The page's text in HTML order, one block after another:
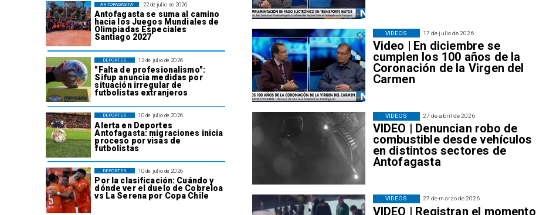
22 de julio de 2026
Antofagasta se suma al camino
hacia los Juegos Mundiales de
Olimpiadas Especiales
Santiago 2027
ANTOFAGASTA
13 de julio de 2026
"Falta de profesionalismo":
Sifup anuncia medidas por
situación irregular de
futbolistas extranjeros
DEPORTES
10 de julio de 2026
Alerta en Deportes
Antofagasta: migraciones inicia
proceso por visas de
futbolistas
DEPORTES
10 de julio de 2026
Por la clasificación: Cuándo y
dónde ver el duelo de Cobreloa
vs La Serena por Copa Chile
DEPORTES
17 de julio de 2026
Video | En diciembre se
cumplen los 100 años de la
Coronación de la Virgen del
Carmen
VIDEOS
27 de abril de 2026
VIDEO | Denuncian robo de
combustible desde vehículos
en distintos sectores de
Antofagasta
VIDEOS
27 de marzo de 2026
VIDEO | Registran el momento
VIDEOS